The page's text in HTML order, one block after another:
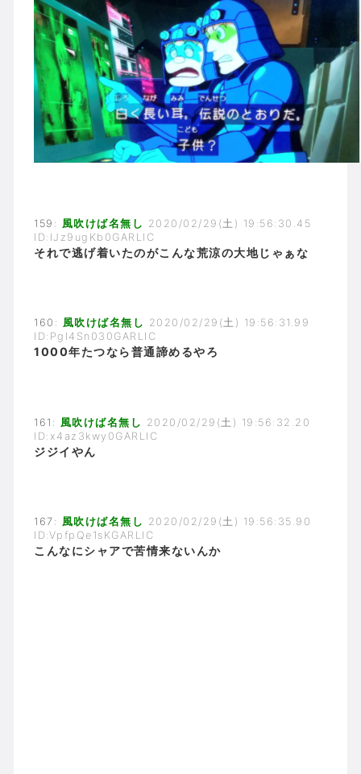
159: 風吹けば名無し 2020/02/29(土) 19:56:30.45
ID:IJz9ugKb0GARLIC
それで逃げ着いたのがこんな荒涼の大地じゃぁな
160: 風吹けば名無し 2020/02/29(土) 19:56:31.99
ID:PgI4Sn030GARLIC
1000年たつなら普通諦めるやろ
161: 風吹けば名無し 2020/02/29(土) 19:56:32.20
ID:x4az3kwy0GARLIC
ジジイやん
167: 風吹けば名無し 2020/02/29(土) 19:56:35.90
ID:VpfpQe1sKGARLIC
こんなにシャアで苦情来ないんか